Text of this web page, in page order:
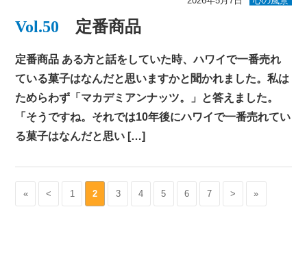
Vol.50 定番商品
定番商品 ある方と話をしていた時、ハワイで一番売れ
ている菓子はなんだと思いますかと聞かれました。私は
ためらわず「マカデミアンナッツ。」と答えました。
「そうですね。それでは10年後にハワイで一番売れてい
る菓子はなんだと思い […]
« < 1 2 3 4 5 6 7 > »